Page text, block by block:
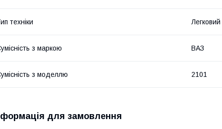
техніки
з маркою ВАЗ
з моделлю 2101
для замовлення